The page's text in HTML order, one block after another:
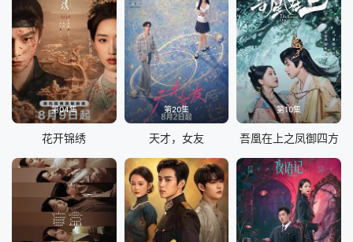
第04集
花开锦绣
第20集
天才，女友
第10集
吾凰在上之凤御四方